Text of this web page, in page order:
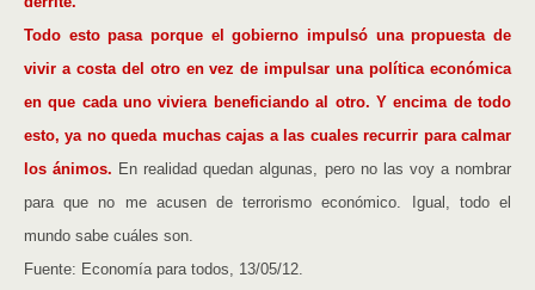
Todo esto pasa porque el gobierno impulsó una propuesta de
vivir a costa del otro en vez de impulsar una política económica
en que cada uno viviera beneficiando al otro. Y encima de todo
esto, ya no queda muchas cajas a las cuales recurrir para calmar
los ánimos. En realidad quedan algunas, pero no las voy a nombrar
para que no me acusen de terrorismo económico. Igual, todo el
mundo sabe cuáles son.
Fuente: Economía para todos, 13/05/12.